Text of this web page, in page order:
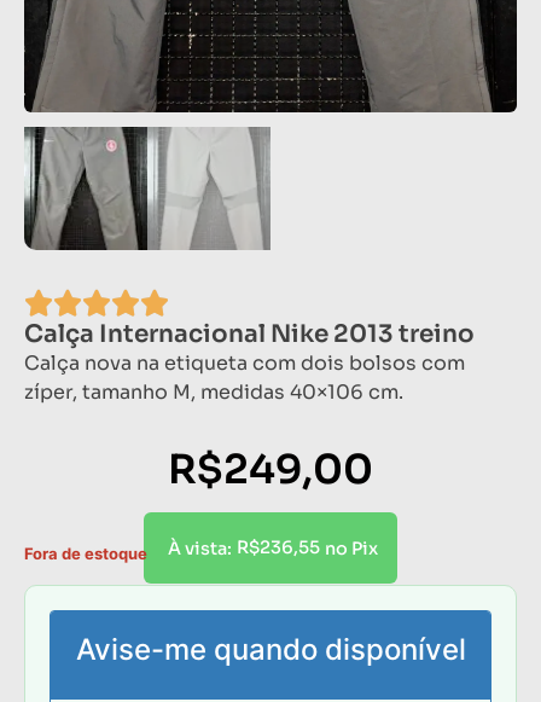
Calça Internacional Nike 2013 treino
Calça nova na etiqueta com dois bolsos com
zíper, tamanho M, medidas 40×106 cm.
R$249,00
À vista: R$236,55 no Pix
Fora de estoque
Avise-me quando disponível